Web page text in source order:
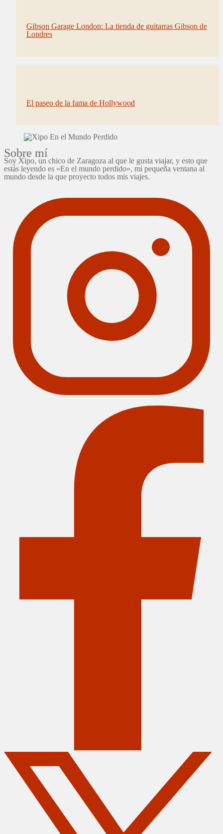
Gibson Garage London: La tienda de guitarras Gibson de
Londres
El paseo de la fama de Hollywood
Sobre mí
Soy Xipo, un chico de Zaragoza al que le gusta viajar, y esto que
estás leyendo es «En el mundo perdido», mi pequeña ventana al
mundo desde la que proyecto todos mis viajes.